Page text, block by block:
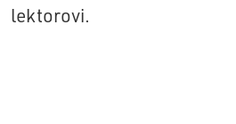
lektorovi.